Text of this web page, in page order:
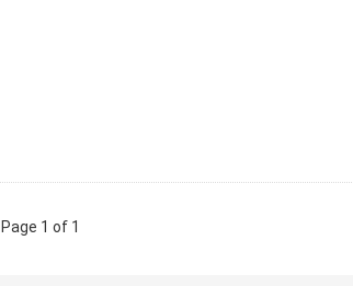
Page 1 of 1